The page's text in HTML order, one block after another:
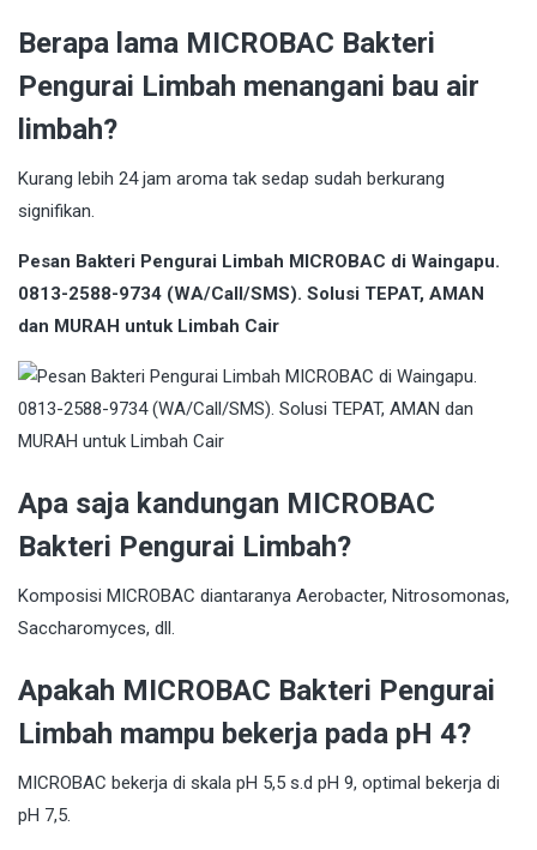
Berapa lama MICROBAC Bakteri
Pengurai Limbah menangani bau air
limbah?
Kurang lebih 24 jam aroma tak sedap sudah berkurang
signifikan.
Pesan Bakteri Pengurai Limbah MICROBAC di Waingapu.
0813-2588-9734 (WA/Call/SMS). Solusi TEPAT, AMAN
dan MURAH untuk Limbah Cair
Apa saja kandungan MICROBAC
Bakteri Pengurai Limbah?
Komposisi MICROBAC diantaranya Aerobacter, Nitrosomonas,
Saccharomyces, dll.
Apakah MICROBAC Bakteri Pengurai
Limbah mampu bekerja pada pH 4?
MICROBAC bekerja di skala pH 5,5 s.d pH 9, optimal bekerja di
pH 7,5.